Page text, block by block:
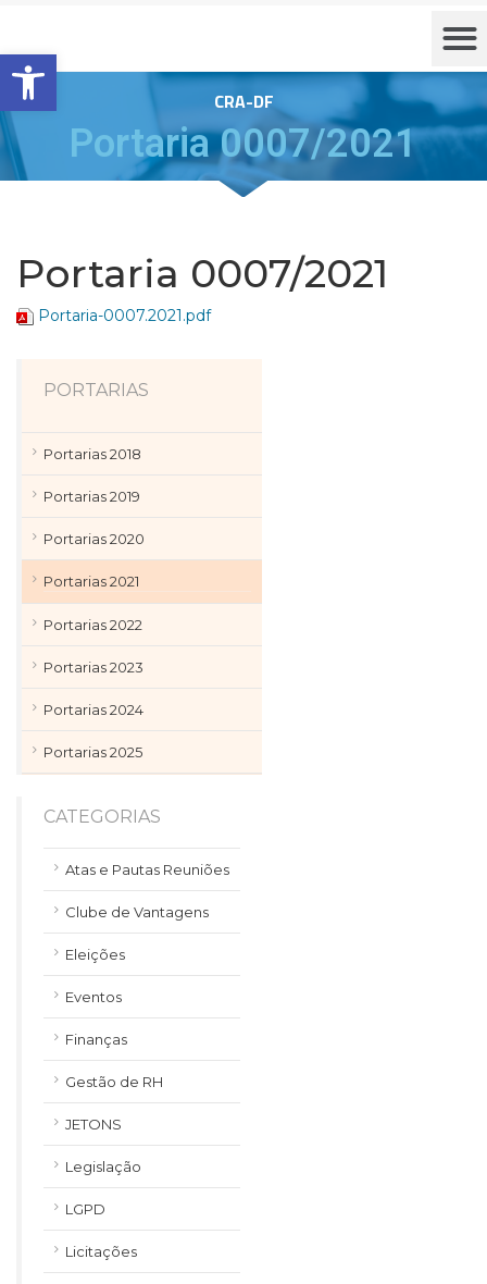
Barra de Ferramentas Aberta
CRA-DF
Portaria 0007/2021
Portaria 0007/2021
Portaria-0007.2021.pdf
PORTARIAS
Portarias 2018
Portarias 2019
Portarias 2020
Portarias 2021
Portarias 2022
Portarias 2023
Portarias 2024
Portarias 2025
CATEGORIAS
Atas e Pautas Reuniões
Clube de Vantagens
Eleições
Eventos
Finanças
Gestão de RH
JETONS
Legislação
LGPD
Licitações